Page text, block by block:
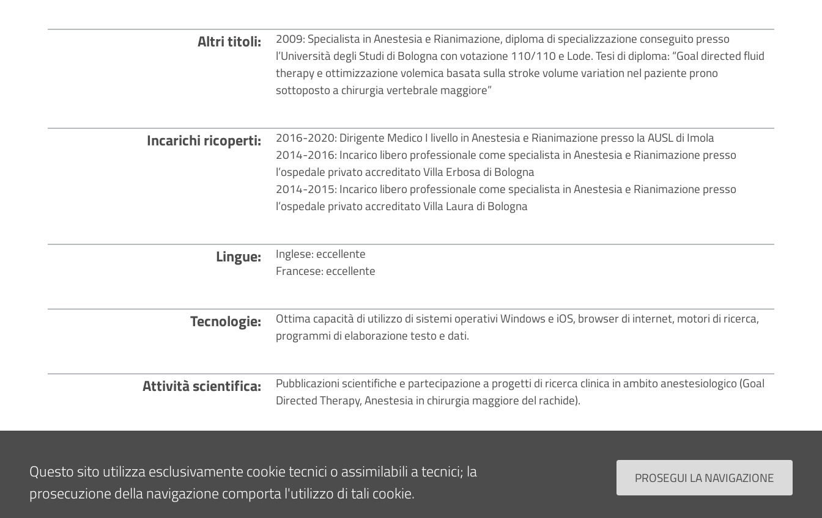
Altri titoli
2009: Specialista in Anestesia e Rianimazione, diploma di specializzazione conseguito presso
l’Università degli Studi di Bologna con votazione 110/110 e Lode. Tesi di diploma: “Goal directed fluid
therapy e ottimizzazione volemica basata sulla stroke volume variation nel paziente prono
sottoposto a chirurgia vertebrale maggiore”
Incarichi ricoperti
2016-2020: Dirigente Medico I livello in Anestesia e Rianimazione presso la AUSL di Imola
2014-2016: Incarico libero professionale come specialista in Anestesia e Rianimazione presso
l’ospedale privato accreditato Villa Erbosa di Bologna
2014-2015: Incarico libero professionale come specialista in Anestesia e Rianimazione presso
l’ospedale privato accreditato Villa Laura di Bologna
Lingue
Inglese: eccellente
Francese: eccellente
Tecnologie
Ottima capacità di utilizzo di sistemi operativi Windows e iOS, browser di internet, motori di ricerca,
programmi di elaborazione testo e dati.
Attività scientifica
Pubblicazioni scientifiche e partecipazione a progetti di ricerca clinica in ambito anestesiologico (Goal
Directed Therapy, Anestesia in chirurgia maggiore del rachide).
Chirurgia vertebrale
Tecniche di anestesia locoregionale ecoguidata
Ecografia in ambito intensivistico
Questo sito utilizza esclusivamente cookie tecnici o assimilabili a tecnici; la
prosecuzione della navigazione comporta l'utilizzo di tali cookie.
PROSEGUI LA NAVIGAZIONE